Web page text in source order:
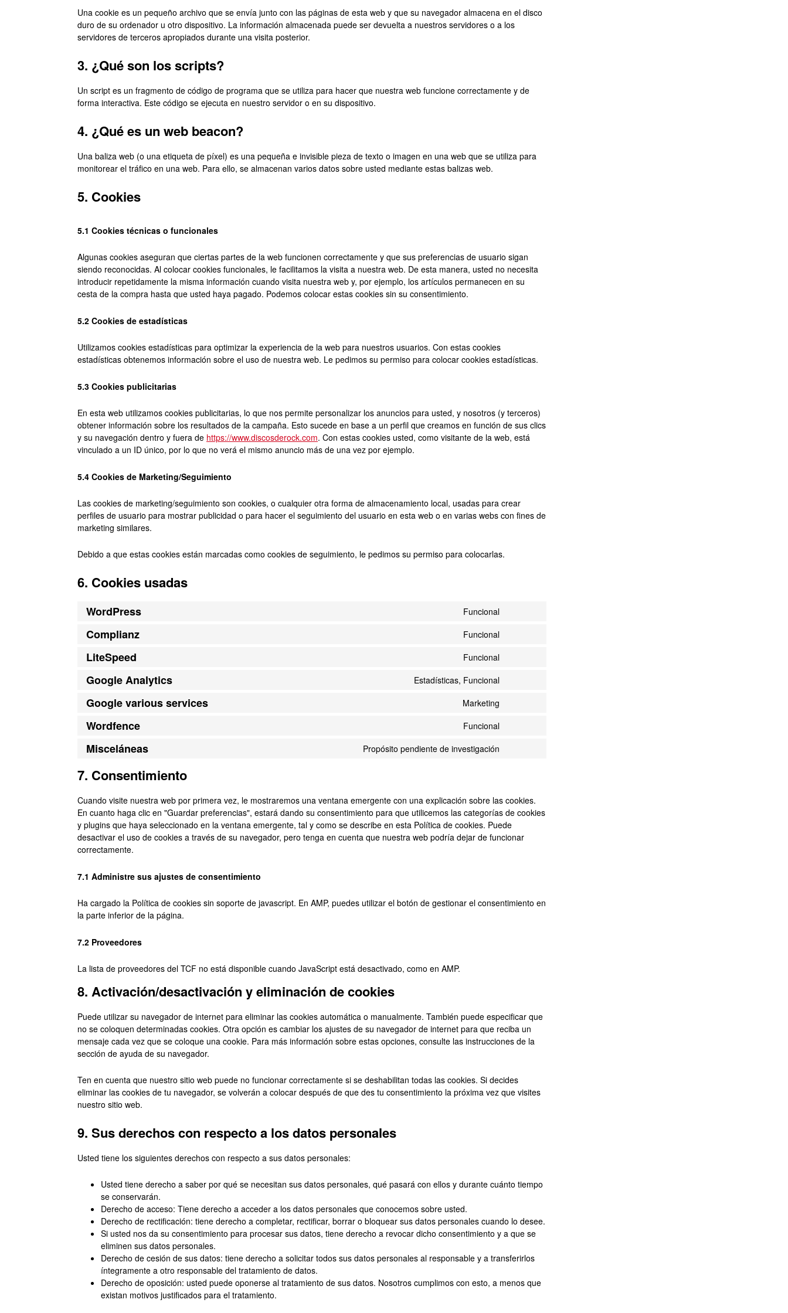
Una cookie es un pequeño archivo que se envía junto con las páginas de esta web y que su navegador almacena en el disco
duro de su ordenador u otro dispositivo. La información almacenada puede ser devuelta a nuestros servidores o a los
servidores de terceros apropiados durante una visita posterior.
3. ¿Qué son los scripts?
Un script es un fragmento de código de programa que se utiliza para hacer que nuestra web funcione correctamente y de
forma interactiva. Este código se ejecuta en nuestro servidor o en su dispositivo.
4. ¿Qué es un web beacon?
Una baliza web (o una etiqueta de píxel) es una pequeña e invisible pieza de texto o imagen en una web que se utiliza para
monitorear el tráfico en una web. Para ello, se almacenan varios datos sobre usted mediante estas balizas web.
5. Cookies
5.1 Cookies técnicas o funcionales
Algunas cookies aseguran que ciertas partes de la web funcionen correctamente y que sus preferencias de usuario sigan
siendo reconocidas. Al colocar cookies funcionales, le facilitamos la visita a nuestra web. De esta manera, usted no necesita
introducir repetidamente la misma información cuando visita nuestra web y, por ejemplo, los artículos permanecen en su
cesta de la compra hasta que usted haya pagado. Podemos colocar estas cookies sin su consentimiento.
5.2 Cookies de estadísticas
Utilizamos cookies estadísticas para optimizar la experiencia de la web para nuestros usuarios. Con estas cookies
estadísticas obtenemos información sobre el uso de nuestra web. Le pedimos su permiso para colocar cookies estadísticas.
5.3 Cookies publicitarias
En esta web utilizamos cookies publicitarias, lo que nos permite personalizar los anuncios para usted, y nosotros (y terceros)
obtener información sobre los resultados de la campaña. Esto sucede en base a un perfil que creamos en función de sus clics
y su navegación dentro y fuera de https://www.discosderock.com. Con estas cookies usted, como visitante de la web, está
vinculado a un ID único, por lo que no verá el mismo anuncio más de una vez por ejemplo.
5.4 Cookies de Marketing/Seguimiento
Las cookies de marketing/seguimiento son cookies, o cualquier otra forma de almacenamiento local, usadas para crear
perfiles de usuario para mostrar publicidad o para hacer el seguimiento del usuario en esta web o en varias webs con fines de
marketing similares.
Debido a que estas cookies están marcadas como cookies de seguimiento, le pedimos su permiso para colocarlas.
6. Cookies usadas
WordPress Funcional
Complianz Funcional
LiteSpeed Funcional
Google Analytics Estadísticas, Funcional
Google various services Marketing
Wordfence Funcional
Misceláneas Propósito pendiente de investigación
7. Consentimiento
Cuando visite nuestra web por primera vez, le mostraremos una ventana emergente con una explicación sobre las cookies.
En cuanto haga clic en "Guardar preferencias", estará dando su consentimiento para que utilicemos las categorías de cookies
y plugins que haya seleccionado en la ventana emergente, tal y como se describe en esta Política de cookies. Puede
desactivar el uso de cookies a través de su navegador, pero tenga en cuenta que nuestra web podría dejar de funcionar
correctamente.
7.1 Administre sus ajustes de consentimiento
Ha cargado la Política de cookies sin soporte de javascript. En AMP, puedes utilizar el botón de gestionar el consentimiento en
la parte inferior de la página.
7.2 Proveedores
La lista de proveedores del TCF no está disponible cuando JavaScript está desactivado, como en AMP.
8. Activación/desactivación y eliminación de cookies
Puede utilizar su navegador de internet para eliminar las cookies automática o manualmente. También puede especificar que
no se coloquen determinadas cookies. Otra opción es cambiar los ajustes de su navegador de internet para que reciba un
mensaje cada vez que se coloque una cookie. Para más información sobre estas opciones, consulte las instrucciones de la
sección de ayuda de su navegador.
Ten en cuenta que nuestro sitio web puede no funcionar correctamente si se deshabilitan todas las cookies. Si decides
eliminar las cookies de tu navegador, se volverán a colocar después de que des tu consentimiento la próxima vez que visites
nuestro sitio web.
9. Sus derechos con respecto a los datos personales
Usted tiene los siguientes derechos con respecto a sus datos personales:
Usted tiene derecho a saber por qué se necesitan sus datos personales, qué pasará con ellos y durante cuánto tiempo
se conservarán.
Derecho de acceso: Tiene derecho a acceder a los datos personales que conocemos sobre usted.
Derecho de rectificación: tiene derecho a completar, rectificar, borrar o bloquear sus datos personales cuando lo desee.
Si usted nos da su consentimiento para procesar sus datos, tiene derecho a revocar dicho consentimiento y a que se
eliminen sus datos personales.
Derecho de cesión de sus datos: tiene derecho a solicitar todos sus datos personales al responsable y a transferirlos
íntegramente a otro responsable del tratamiento de datos.
Derecho de oposición: usted puede oponerse al tratamiento de sus datos. Nosotros cumplimos con esto, a menos que
existan motivos justificados para el tratamiento.